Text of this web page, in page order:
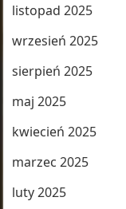
listopad 2025
wrzesień 2025
sierpień 2025
maj 2025
kwiecień 2025
marzec 2025
luty 2025